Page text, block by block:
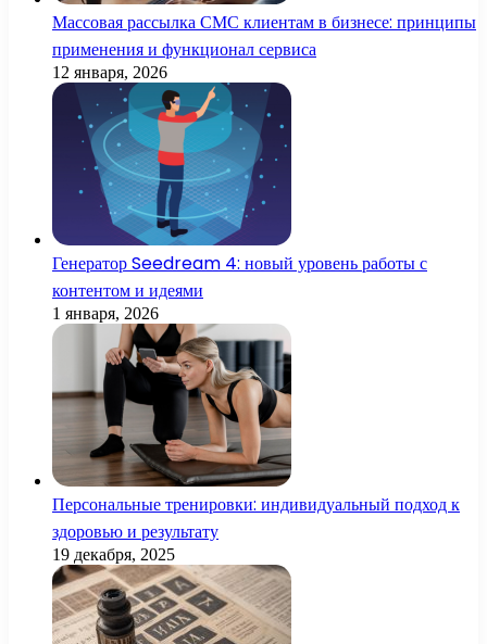
Массовая рассылка СМС клиентам в бизнесе: принципы
применения и функционал сервиса
12 января, 2026
Генератор Seedream 4: новый уровень работы с
контентом и идеями
1 января, 2026
Персональные тренировки: индивидуальный подход к
здоровью и результату
19 декабря, 2025